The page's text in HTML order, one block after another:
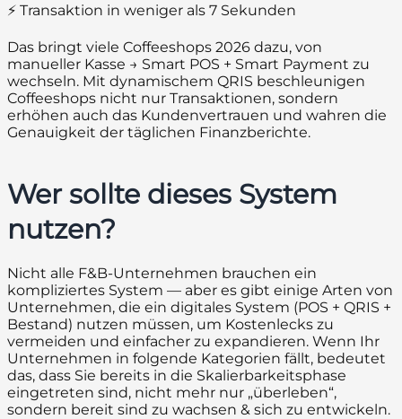
⚡ Transaktion in weniger als 7 Sekunden
Das bringt viele Coffeeshops 2026 dazu, von
manueller Kasse → Smart POS + Smart Payment zu
wechseln. Mit dynamischem QRIS beschleunigen
Coffeeshops nicht nur Transaktionen, sondern
erhöhen auch das Kundenvertrauen und wahren die
Genauigkeit der täglichen Finanzberichte.
Wer sollte dieses System
nutzen?
Nicht alle F&B-Unternehmen brauchen ein
kompliziertes System — aber es gibt einige Arten von
Unternehmen, die ein digitales System (POS + QRIS +
Bestand) nutzen müssen, um Kostenlecks zu
vermeiden und einfacher zu expandieren. Wenn Ihr
Unternehmen in folgende Kategorien fällt, bedeutet
das, dass Sie bereits in die Skalierbarkeitsphase
eingetreten sind, nicht mehr nur „überleben“,
sondern bereit sind zu wachsen & sich zu entwickeln.